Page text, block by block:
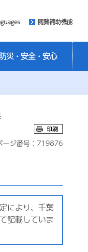
閲覧補助機能
防災・安全・安心
ージ番号：719876
により、千葉
記載していま